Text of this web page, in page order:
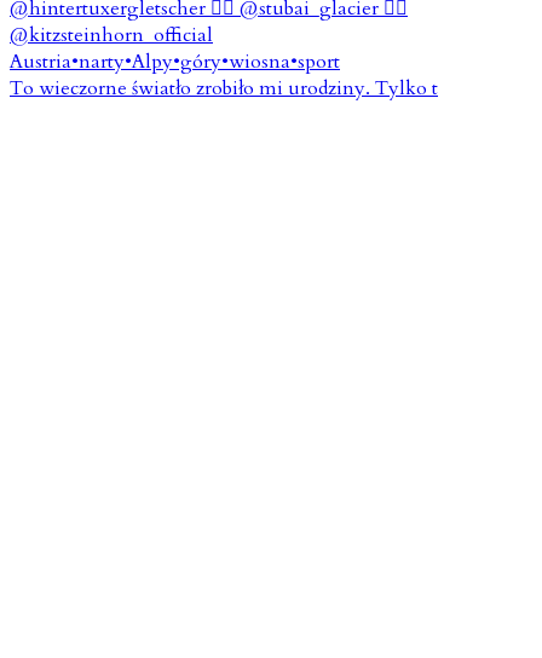
To wieczorne światło zrobiło mi urodziny. Tylko t